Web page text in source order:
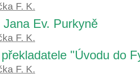
F. K.
Ev. Purkyně
F. K.
"Úvodu do
F. K.